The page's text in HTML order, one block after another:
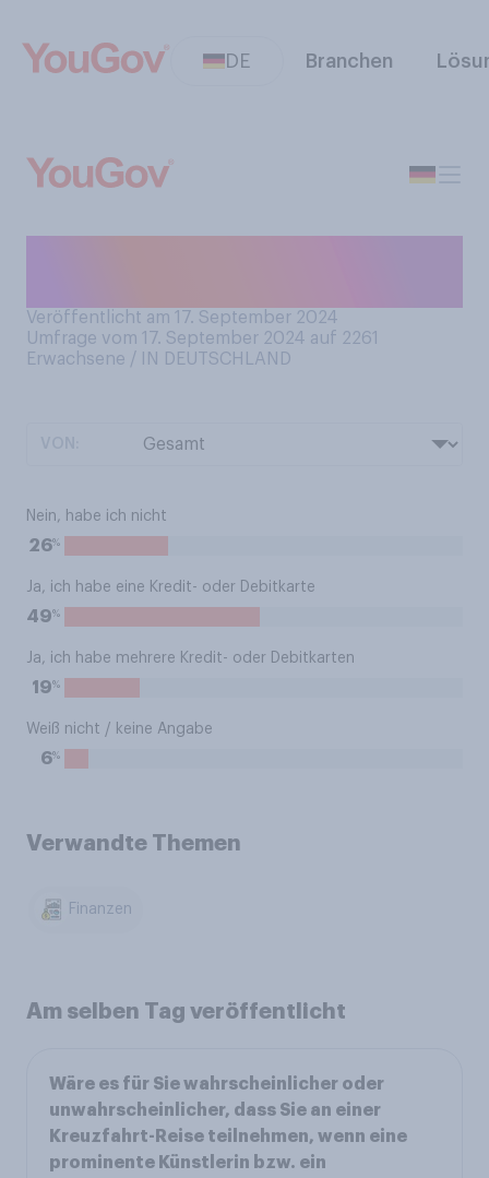
DE Branchen
Veröffentlicht am 17. September 2024
Umfrage vom 17. September 2024 auf 2261
Erwachsene / IN DEUTSCHLAND
Nein, habe ich nicht
26%
Ja, ich habe eine Kredit- oder Debitkarte
49%
Ja, ich habe mehrere Kredit- oder Debitkarten
19%
Weiß nicht / keine Angabe
6%
Verwandte Themen
Finanzen
Am selben Tag veröffentlicht
Wäre es für Sie wahrscheinlicher oder
unwahrscheinlicher, dass Sie an einer
Kreuzfahrt-Reise teilnehmen, wenn eine
prominente Künstlerin bzw. ein